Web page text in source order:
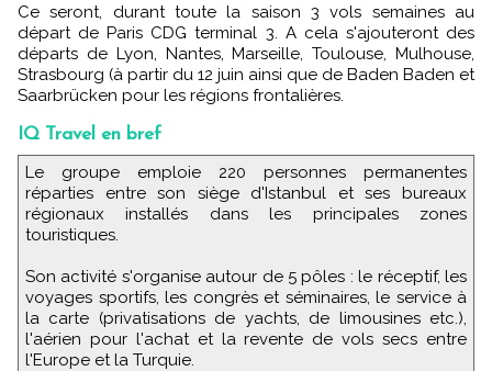
Ce seront, durant toute la saison 3 vols semaines au
départ de Paris CDG terminal 3. A cela s'ajouteront des
départs de Lyon, Nantes, Marseille, Toulouse, Mulhouse,
Strasbourg (à partir du 12 juin ainsi que de Baden Baden et
Saarbrücken pour les régions frontalières.
IQ Travel en bref
Le groupe emploie 220 personnes permanentes
réparties entre son siège d'Istanbul et ses bureaux
régionaux installés dans les principales zones
touristiques.
Son activité s'organise autour de 5 pôles : le réceptif, les
voyages sportifs, les congrès et séminaires, le service à
la carte (privatisations de yachts, de limousines etc.),
l'aérien pour l'achat et la revente de vols secs entre
l'Europe et la Turquie.